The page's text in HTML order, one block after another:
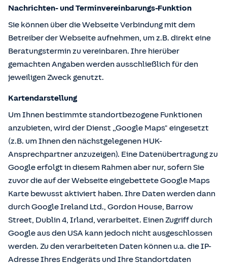
Nachrichten- und Terminvereinbarungs-Funktion
Sie können über die Webseite Verbindung mit dem
Betreiber der Webseite aufnehmen, um z.B. direkt eine
Beratungstermin zu vereinbaren. Ihre hierüber
gemachten Angaben werden ausschließlich für den
jeweiligen Zweck genutzt.
Kartendarstellung
Um Ihnen bestimmte standortbezogene Funktionen
anzubieten, wird der Dienst „Google Maps" eingesetzt
(z.B. um Ihnen den nächstgelegenen HUK-
Ansprechpartner anzuzeigen). Eine Datenübertragung zu
Google erfolgt in diesem Rahmen aber nur, sofern Sie
zuvor die auf der Webseite eingebettete Google Maps
Karte bewusst aktiviert haben. Ihre Daten werden dann
durch Google Ireland Ltd., Gordon House, Barrow
Street, Dublin 4, Irland, verarbeitet. Einen Zugriff durch
Google aus den USA kann jedoch nicht ausgeschlossen
werden. Zu den verarbeiteten Daten können u.a. die IP-
Adresse Ihres Endgeräts und Ihre Standortdaten